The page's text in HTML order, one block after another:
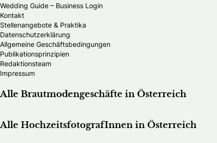
Wedding Guide – Business Login
Kontakt
Stellenangebote & Praktika
Datenschutzerklärung
Allgemeine Geschäftsbedingungen
Publikationsprinzipien
Redaktionsteam
Impressum
Alle Brautmodengeschäfte in Österreich
Alle HochzeitsfotografInnen in Österreich